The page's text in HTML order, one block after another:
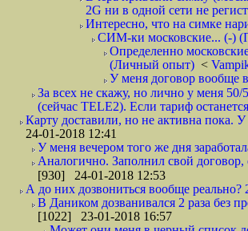
2G ни в одной сети не
Интересно, что на симке
СИМ-ки московские... (-)
Определенно
(Личный опыт) <
У меня договор вообще
За всех не скажу, но лично у меня
(сейчас TELE2). Если тариф
Карту доставили, но не активна пока.
24-01-2018 12:41
У меня вечером того же дня
Аналогично. Заполнил свой
[930] 24-01-2018 12:53
А до них дозвониться вообще
В Даником дозванивался 2 раза без
[1022] 23-01-2018 16:57